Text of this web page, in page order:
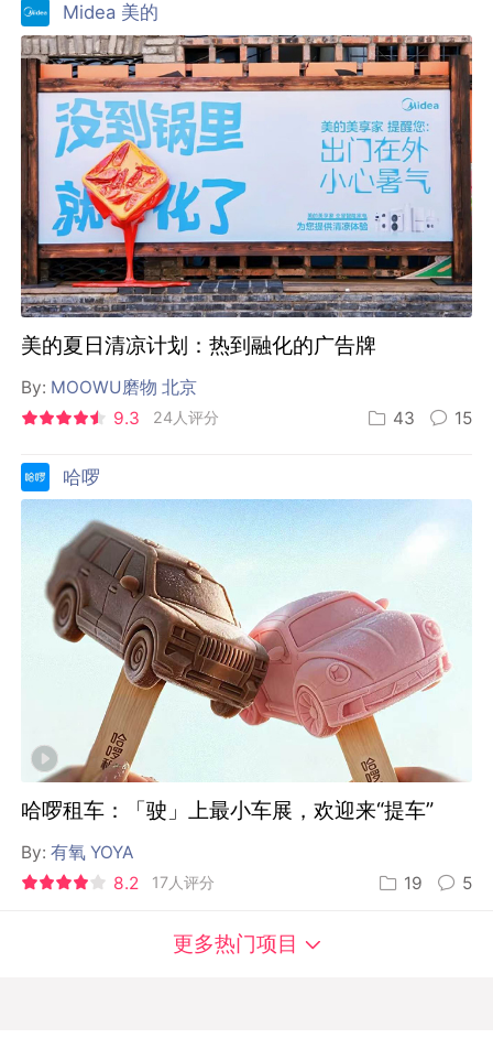
Midea 美的
美的夏日清凉计划：热到融化的广告牌
By: MOOWU磨物 北京
9.3
24人评分 43 15
哈啰
哈啰租车：「驶」上最小车展，欢迎来“提车”
By:有氧 YOYA
8.2
17人评分 19 5
更多热门项目